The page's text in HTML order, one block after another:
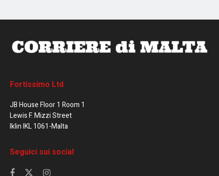
Fortissimo Ltd
JB House Floor 1 Room 1
Lewis F. Mizzi Street
Iklin IKL 1061-Malta
Seguici sui social